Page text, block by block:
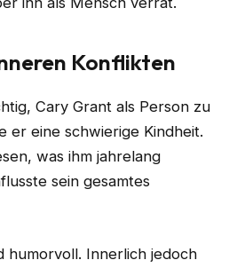
Konflikten
Cary Grant als Person zu
er eine schwierige Kindheit.
was ihm jahrelang
sein gesamtes
Innerlich jedoch